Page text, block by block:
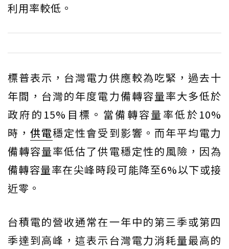
利用率較低。
標普表示，台灣電力供應較為吃緊，過去十
年間，台灣的年度電力備轉容量率大多低於
政府的15%目標。當備轉容量率低於10%
時，供電穩定性會受到影響。而年平均電力
備轉容量率低估了供電穩定性的風險，因為
備轉容量率在尖峰時段可能降至6%以下或接
近零。
台積電的營收通常在一年中的第三季或第四
季達到高峰，這表示台灣電力消耗量最高的